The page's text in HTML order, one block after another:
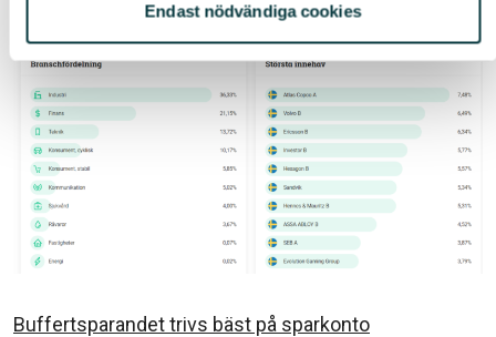
Endast nödvändiga cookies
Buffertsparandet trivs bäst på sparkonto